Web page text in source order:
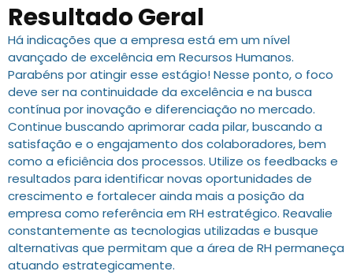
Resultado Geral
Há indicações que a empresa está em um nível
avançado de excelência em Recursos Humanos.
Parabéns por atingir esse estágio! Nesse ponto, o foco
deve ser na continuidade da excelência e na busca
contínua por inovação e diferenciação no mercado.
Continue buscando aprimorar cada pilar, buscando a
satisfação e o engajamento dos colaboradores, bem
como a eficiência dos processos. Utilize os feedbacks e
resultados para identificar novas oportunidades de
crescimento e fortalecer ainda mais a posição da
empresa como referência em RH estratégico. Reavalie
constantemente as tecnologias utilizadas e busque
alternativas que permitam que a área de RH permaneça
atuando estrategicamente.